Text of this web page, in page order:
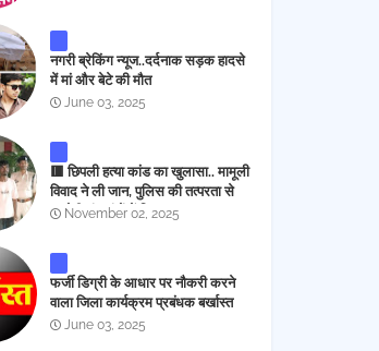
नगरी ब्रेकिंग न्यूज..दर्दनाक सड़क हादसे
में मां और बेटे की मौत
June 03, 2025
🟥 छिपली हत्या कांड का खुलासा.. मामूली
विवाद ने ली जान, पुलिस की तत्परता से
आरोपी चंद घंटों में गिरफ्तार
November 02, 2025
फर्जी डिग्री के आधार पर नौकरी करने
वाला जिला कार्यक्रम प्रबंधक बर्खास्त
June 03, 2025